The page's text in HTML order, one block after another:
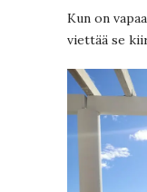
Kun on
viettää se